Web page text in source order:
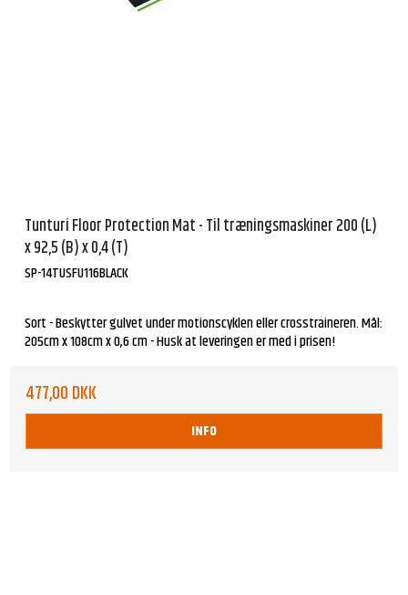
Tunturi Floor Protection Mat - Til træningsmaskiner 200 (L)
x 92,5 (B) x 0,4 (T)
SP-14TUSFU116BLACK
Sort - Beskytter gulvet under motionscyklen eller crosstraineren. Mål:
205cm x 108cm x 0,6 cm - Husk at leveringen er med i prisen!
477,00 DKK
INFO